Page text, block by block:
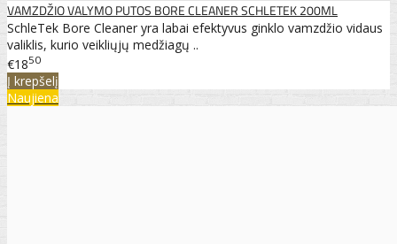
VAMZDŽIO VALYMO PUTOS BORE CLEANER SCHLETEK 200ML
SchleTek Bore Cleaner yra labai efektyvus ginklo vamzdžio vidaus
valiklis, kurio veikliųjų medžiagų ..
€1850
Į krepšelį
Naujiena